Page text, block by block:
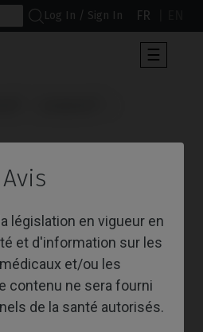
Avis
législation en vigueur en
et d'information sur les
et/ou les
contenu ne sera fourni
de la santé autorisés.
Log In / Sign In FR
Toggle
☰